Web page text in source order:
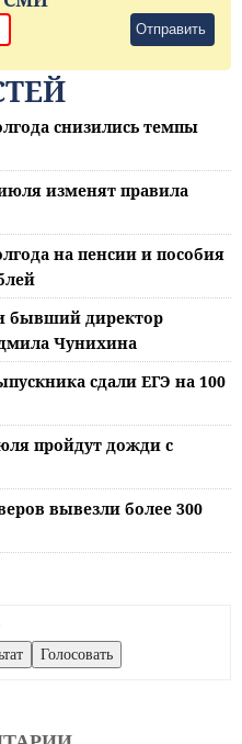
Отправить
снизились темпы
изменят правила
на пенсии и пособия
бывший директор
Чунихина
сдали ЕГЭ на 100
пройдут дожди с
вывезли более 300